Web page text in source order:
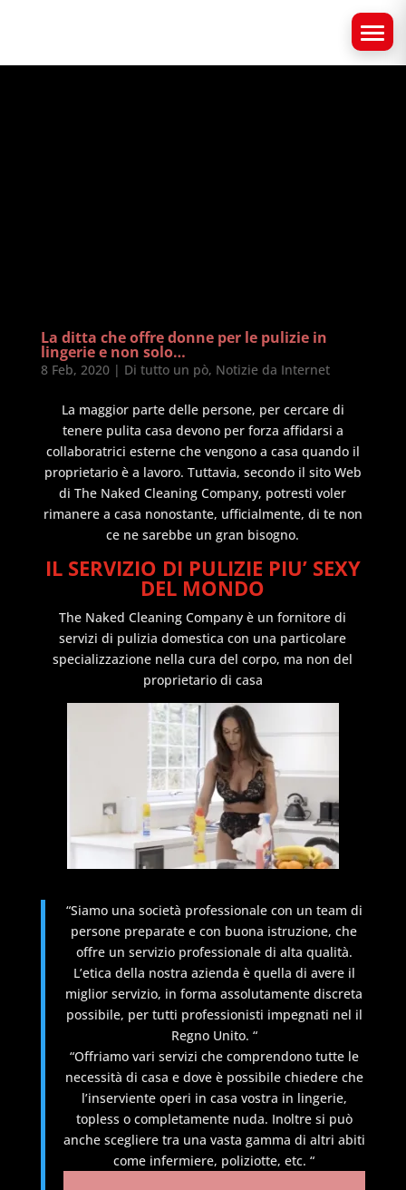
La ditta che offre donne per le pulizie in
lingerie e non solo…
8 Feb, 2020| Di tutto un pò, Notizie da Internet
La maggior parte delle persone, per cercare di
tenere pulita casa devono per forza affidarsi a
collaboratrici esterne che vengono a casa quando il
proprietario è a lavoro. Tuttavia, secondo il sito Web
di The Naked Cleaning Company, potresti voler
rimanere a casa nonostante, ufficialmente, di te non
ce ne sarebbe un gran bisogno.
IL SERVIZIO DI PULIZIE PIU’ SEXY
DEL MONDO
The Naked Cleaning Company è un fornitore di
servizi di pulizia domestica con una particolare
specializzazione nella cura del corpo, ma non del
proprietario di casa
“Siamo una società professionale con un team di
persone preparate e con buona istruzione, che
offre un servizio professionale di alta qualità.
L’etica della nostra azienda è quella di avere il
miglior servizio, in forma assolutamente discreta
possibile, per tutti professionisti impegnati nel il
Regno Unito. “
“Offriamo vari servizi che comprendono tutte le
necessità di casa e dove è possibile chiedere che
l’inserviente operi in casa vostra in lingerie,
topless o completamente nuda. Inoltre si può
anche scegliere tra una vasta gamma di altri abiti
come infermiere, poliziotte, etc. “